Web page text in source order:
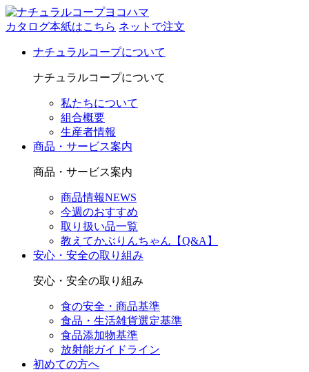
カタログ本紙はこちら ネットで注文
ナチュラルコープについて
ナチュラルコープについて
私たちについて
組合概要
生産者情報
商品・サービス案内
商品・サービス案内
商品情報NEWS
今週のおすすめ
取り扱い品一覧
教えてかぶりんちゃん【Q&A】
安心・安全の取り組み
安心・安全の取り組み
食の安全・商品基準
食品・生活雑貨選定基準
食品添加物基準
放射能ガイドライン
初めての方へ